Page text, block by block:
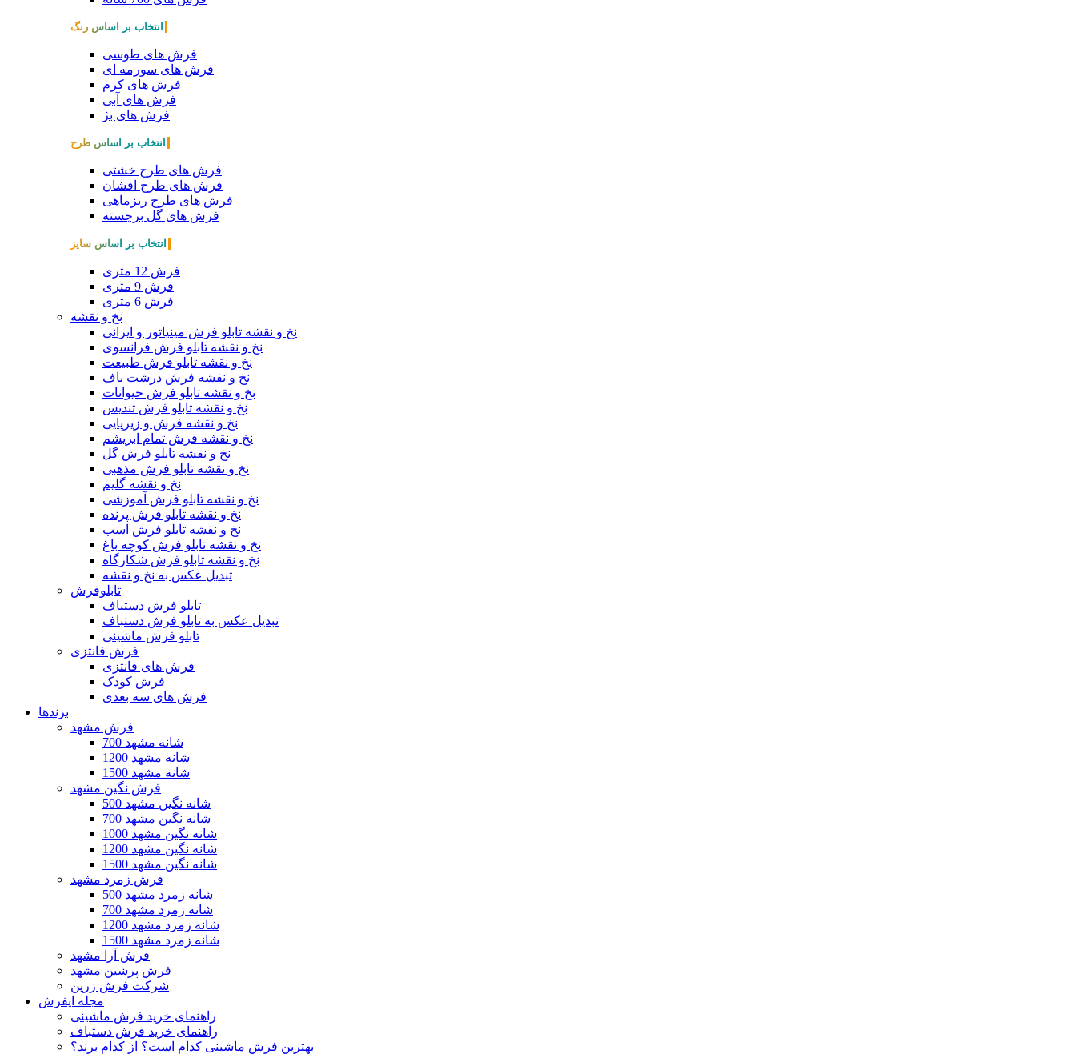
انتخاب بر اساس رنگ
فرش های طوسی
فرش های سورمه ای
فرش های کرم
فرش های آبی
فرش های بژ
انتخاب بر اساس طرح
فرش های طرح خشتی
فرش های طرح افشان
فرش های طرح ریزماهی
فرش های گل برجسته
انتخاب بر اساس سایز
فرش 12 متری
فرش 9 متری
فرش 6 متری
نخ و نقشه
نخ و نقشه تابلو فرش مینیاتور و ایرانی
نخ و نقشه تابلو فرش فرانسوی
نخ و نقشه تابلو فرش طبیعت
نخ و نقشه فرش درشت باف
نخ و نقشه تابلو فرش حیوانات
نخ و نقشه تابلو فرش تندیس
نخ و نقشه فرش و زیرپایی
نخ و نقشه فرش تمام ابریشم
نخ و نقشه تابلو فرش گل
نخ و نقشه تابلو فرش مذهبی
نخ و نقشه گلیم
نخ و نقشه تابلو فرش آموزشی
نخ و نقشه تابلو فرش پرنده
نخ و نقشه تابلو فرش اسب
نخ و نقشه تابلو فرش کوچه باغ
نخ و نقشه تابلو فرش شکارگاه
تبدیل عکس به نخ و نقشه
تابلوفرش
تابلو فرش دستباف
تبدیل عکس به تابلو فرش دستباف
تابلو فرش ماشینی
فرش فانتزی
فرش های فانتزی
فرش کودک
فرش های سه بعدی
برندها
فرش مشهد
700 شانه مشهد
1200 شانه مشهد
1500 شانه مشهد
فرش نگین مشهد
500 شانه نگین مشهد
700 شانه نگین مشهد
1000 شانه نگین مشهد
1200 شانه نگین مشهد
1500 شانه نگین مشهد
فرش زمرد مشهد
500 شانه زمرد مشهد
700 شانه زمرد مشهد
1200 شانه زمرد مشهد
1500 شانه زمرد مشهد
فرش آرا مشهد
فرش پرشین مشهد
شرکت فرش زرین
مجله ایفرش
راهنمای خرید فرش ماشینی
راهنمای خرید فرش دستباف
بهترین فرش ماشینی کدام است؟ از کدام برند؟